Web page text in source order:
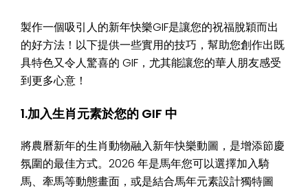
製作一個吸引人的新年快樂GIF是讓您的祝福脫穎而出
的好方法！以下提供一些實用的技巧，幫助您創作出既
具特色又令人驚喜的 GIF，尤其能讓您的華人朋友感受
到更多心意！
1.加入生肖元素於您的 GIF 中
將農曆新年的生肖動物融入新年快樂動圖，是增添節慶
氛圍的最佳方式。2026 年是馬年您可以選擇加入騎
馬、牽馬等動態畫面，或是結合馬年元素設計獨特圖